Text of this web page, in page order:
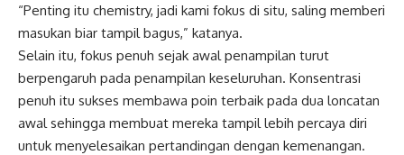
“Penting itu chemistry, jadi kami fokus di situ, saling memberi
masukan biar tampil bagus,” katanya.
Selain itu, fokus penuh sejak awal penampilan turut
berpengaruh pada penampilan keseluruhan. Konsentrasi
penuh itu sukses membawa poin terbaik pada dua loncatan
awal sehingga membuat mereka tampil lebih percaya diri
untuk menyelesaikan pertandingan dengan kemenangan.